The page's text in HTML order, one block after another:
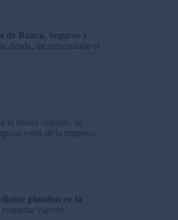
de Banca, Seguros y
deuda, incrementando el
la deuda original, se
de la empresa.
planillas en la
vigente.